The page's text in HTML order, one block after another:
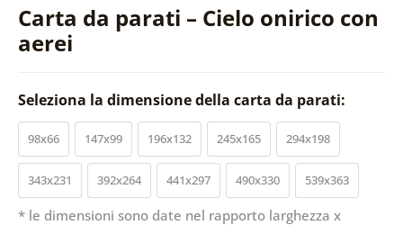
Carta da parati – Cielo onirico con
aerei
Seleziona la dimensione della carta da parati:
98x66 147x99 196x132 245x165 294x198
343x231 392x264 441x297 490x330 539x363
* le dimensioni sono date nel rapporto larghezza x